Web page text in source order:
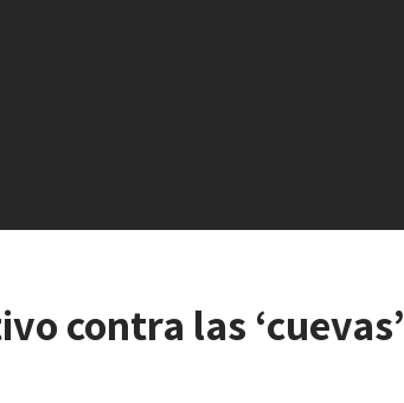
contra las ‘cuevas’